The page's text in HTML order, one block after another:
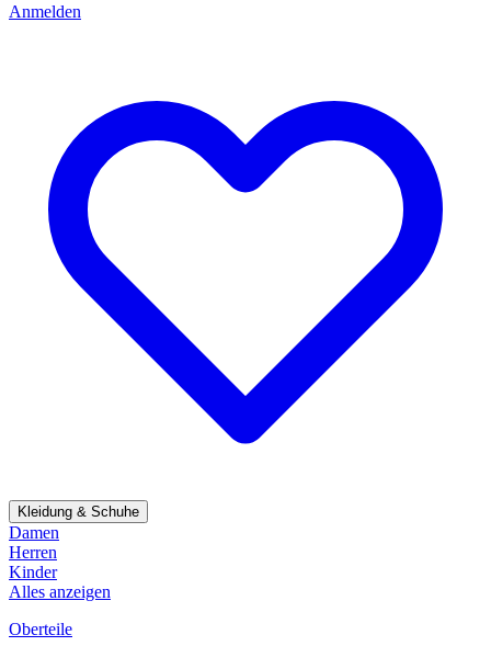
Anmelden
Kleidung & Schuhe
Damen
Herren
Kinder
Alles anzeigen
Oberteile